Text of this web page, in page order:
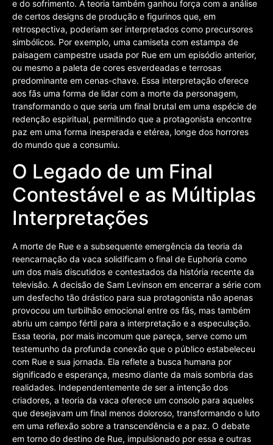
e do sofrimento. A teoria também ganhou força com a análise
de certos designs de produção e figurinos que, em
retrospectiva, poderiam ser interpretados como precursores
simbólicos. Por exemplo, uma camiseta com estampa de
paisagem campestre usada por Rue em um episódio anterior,
ou mesmo a paleta de cores esverdeadas e terrosas
predominante em cenas-chave. Essa interpretação oferece
aos fãs uma forma de lidar com a morte da personagem,
transformando o que seria um final brutal em uma espécie de
redenção espiritual, permitindo que a protagonista encontre
paz em uma forma inesperada e etérea, longe dos horrores
do mundo que a consumiu.
O Legado de um Final
Contestável e as Múltiplas
Interpretações
A morte de Rue e a subsequente emergência da teoria da
reencarnação da vaca solidificam o final de Euphoria como
um dos mais discutidos e contestados da história recente da
televisão. A decisão de Sam Levinson em encerrar a série com
um desfecho tão drástico para sua protagonista não apenas
provocou um turbilhão emocional entre os fãs, mas também
abriu um campo fértil para a interpretação e a especulação.
Essa teoria, por mais incomum que pareça, serve como um
testemunho da profunda conexão que o público estabeleceu
com Rue e sua jornada. Ela reflete a busca humana por
significado e esperança, mesmo diante da mais sombria das
realidades. Independentemente de ser a intenção dos
criadores, a teoria da vaca oferece um consolo para aqueles
que desejavam um final menos doloroso, transformando o luto
em uma reflexão sobre a transcendência e a paz. O debate
em torno do destino de Rue, impulsionado por essa e outras